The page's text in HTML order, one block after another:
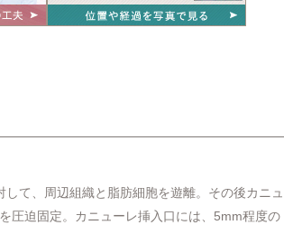
て、周辺組織と脂肪細胞を遊離。その後カニュ
圧迫固定。カニューレ挿入口には、5mm程度の